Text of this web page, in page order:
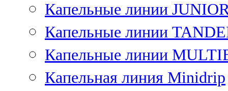
Капельные линии
Капельные линии
Капельные линии
Капельная линия Minidrip